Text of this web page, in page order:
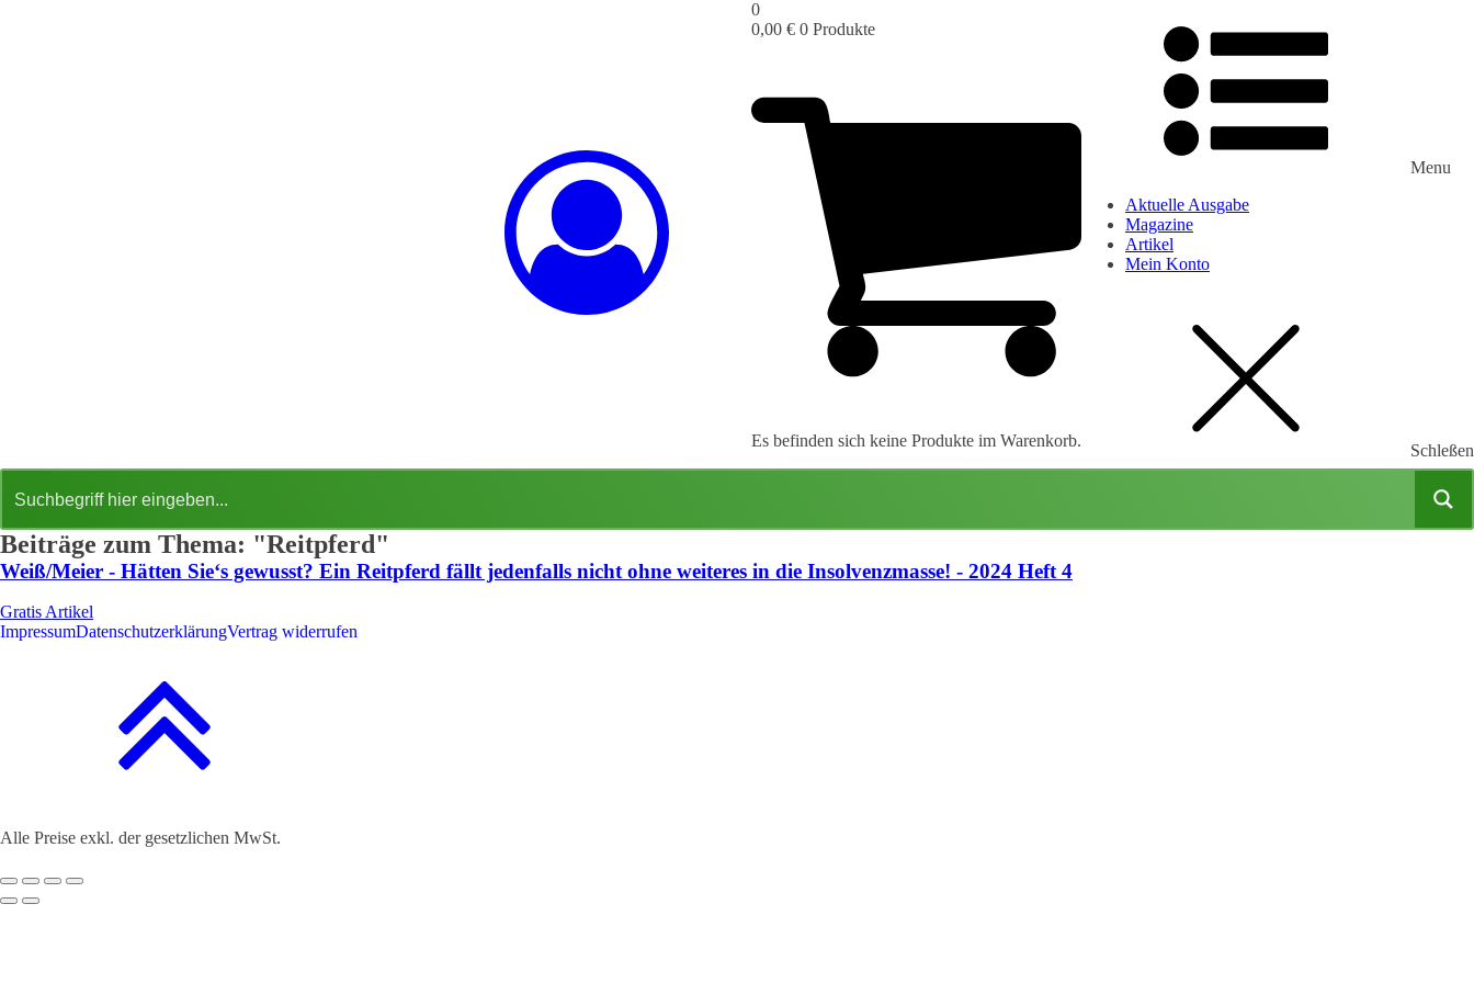
0
0,00 € 0 Produkte
Es befinden sich keine Produkte im Warenkorb.
Menu
Aktuelle Ausgabe
Magazine
Artikel
Mein Konto
Schleßen
Beiträge zum Thema: "Reitpferd"
Weiß/Meier - Hätten Sie‘s gewusst? Ein Reitpferd fällt jedenfalls nicht ohne weiteres in die Insolvenzmasse! - 2024 Heft 4
Gratis Artikel
ImpressumDatenschutzerklärungVertrag widerrufen
Alle Preise exkl. der gesetzlichen MwSt.